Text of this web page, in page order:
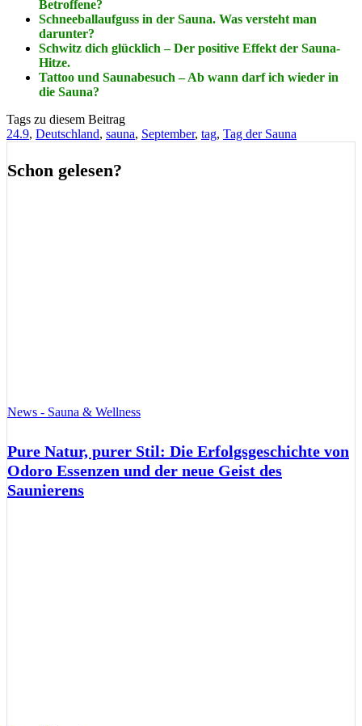
Betroffene?
Schneeballaufguss in der Sauna. Was versteht man
darunter?
Schwitz dich glücklich – Der positive Effekt der Sauna-
Hitze.
Tattoo und Saunabesuch – Ab wann darf ich wieder in
die Sauna?
Tags zu diesem Beitrag
24.9, Deutschland, sauna, September, tag, Tag der Sauna
Schon gelesen?
News - Sauna & Wellness
Pure Natur, purer Stil: Die Erfolgsgeschichte von
Odoro Essenzen und der neue Geist des
Saunierens